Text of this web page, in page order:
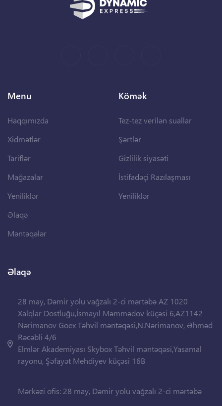
Menu
Haqqımızda
Xidmətlər
Tariflər
Mağazalar
Yeniliklər
Əlaqə
Məntəqələr
Kömək
Tez-tez verilən suallar
Şərtlər
Gizlilik siyasəti
İstifadəçi Razılaşması
Yeniliklər
Əlaqə
28 may, Dəmir yolu vağzalı 2-ci mərtəbə AZ 1020
Xalqlar Dostluğu,İsmayıl Məmmədov küçəsi 6,AZ1142
Nərimanov Goex Təhvil məntəqəsi,N.Nərimanov, Əhməd
Rəcəbli 4/6
Elmlər Akademiyası Skybox Təhvil məntəqəsi,Yasamal
rayonu, Şəfayət Mehdiyev küçəsi 16B
Mərkəzi ofis: 28 may, Dəmir yolu vağzalı 2-ci mərtəbə